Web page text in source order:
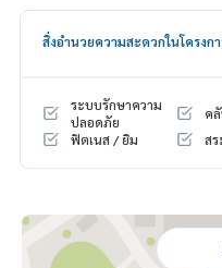
Contact
Whats app:
Line ID: @mcre
My Celebrity Co., Ltd. Real
rust.
#luxury
m #rent # condo #condo
do for rent #For rent
สิ่งอำนวยความสะดวกในโครงก
ระบบรักษาความ
ปลอดภัย
ค
ฟิตเนส / ยิม
สร